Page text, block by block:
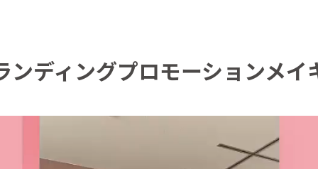
ンディングプロモーションメイ